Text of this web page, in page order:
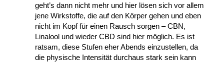
geht’s dann nicht mehr und hier lösen sich vor allem
jene Wirkstoffe, die auf den Körper gehen und eben
nicht im Kopf für einen Rausch sorgen – CBN,
Linalool und wieder CBD sind hier möglich. Es ist
ratsam, diese Stufen eher Abends einzustellen, da
die physische Intensität durchaus stark sein kann